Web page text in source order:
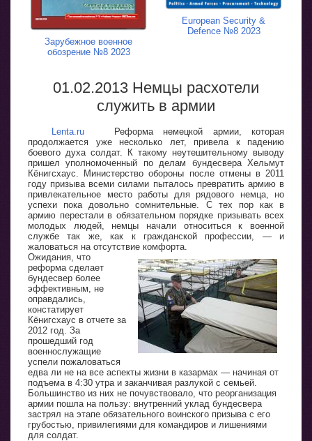
Зарубежное военное
обозрение №8 2023
European Security &
Defence №8 2023
01.02.2013 Немцы расхотели
служить в армии
Lenta.ru Реформа немецкой армии, которая
продолжается уже несколько лет, привела к падению
боевого духа солдат. К такому неутешительному выводу
пришел уполномоченный по делам бундесвера Хельмут
Кёнигсхаус. Министерство обороны после отмены в 2011
году призыва всеми силами пыталось превратить армию в
привлекательное место работы для рядового немца, но
успехи пока довольно сомнительные. С тех пор как в
армию перестали в обязательном порядке призывать всех
молодых людей, немцы начали относиться к военной
службе так же, как к гражданской профессии, — и
жаловаться на отсутствие комфорта.
Ожидания, что
реформа сделает
бундесвер более
эффективным, не
оправдались,
констатирует
Кёнигсхаус в отчете за
2012 год. За
прошедший год
военнослужащие
успели пожаловаться
едва ли не на все аспекты жизни в казармах — начиная от
подъема в 4:30 утра и заканчивая разлукой с семьей.
Большинство из них не почувствовало, что реорганизация
армии пошла на пользу: внутренний уклад бундесвера
застрял на этапе обязательного воинского призыва с его
грубостью, привилегиями для командиров и лишениями
для солдат.